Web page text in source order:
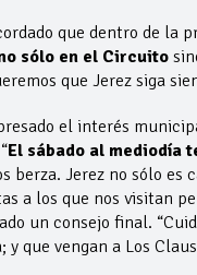
que dentro de la
sólo en el Circuito
que Jerez siga
el interés
El sábado al mediodía
berza. Jerez no sólo
a los que nos visitan
un consejo final.
y que vengan a Los